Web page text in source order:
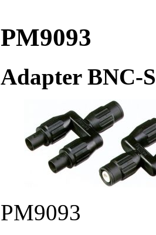
PM9093
Adapter BNC-
PM9093